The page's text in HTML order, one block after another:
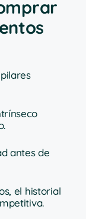
antes de
el historial